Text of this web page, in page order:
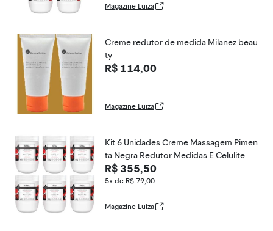
Magazine Luiza
Creme redutor de medida Milanez beau
ty
R$ 114,00
Magazine Luiza
Kit 6 Unidades Creme Massagem Pimen
ta Negra Redutor Medidas E Celulite
R$ 355,50
5x de R$ 79,00
Magazine Luiza